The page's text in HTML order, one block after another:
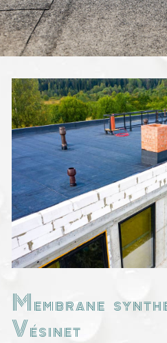
Membrane
Vésinet